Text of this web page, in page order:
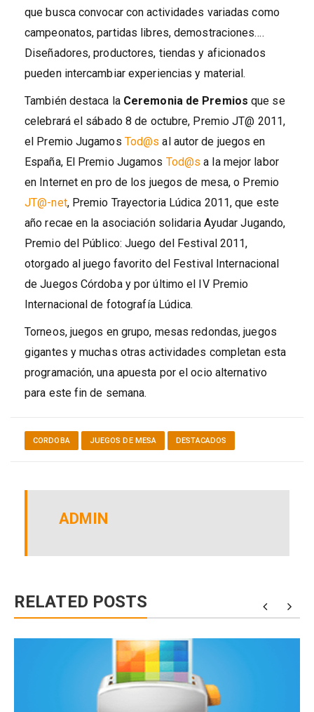
que busca convocar con actividades variadas como
campeonatos, partidas libres, demostraciones….
Diseñadores, productores, tiendas y aficionados
pueden intercambiar experiencias y material.
También destaca la Ceremonia de Premiosque se
celebrará el sábado 8 de octubre, Premio JT@ 2011,
el Premio Jugamos Tod@s al autor de juegos en
España, El Premio Jugamos Tod@s a la mejor labor
en Internet en pro de los juegos de mesa, o Premio
JT@-net, Premio Trayectoria Lúdica 2011, que este
año recae en la asociación solidaria Ayudar Jugando,
Premio del Público: Juego del Festival 2011,
otorgado al juego favorito del Festival Internacional
de Juegos Córdoba y por último el IV Premio
Internacional de fotografía Lúdica.
Torneos, juegos en grupo, mesas redondas, juegos
gigantes y muchas otras actividades completan esta
programación, una apuesta por el ocio alternativo
para este fin de semana.
CORDOBA JUEGOS DE MESA DESTACADOS
ADMIN
RELATED POSTS